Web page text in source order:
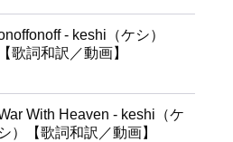
- keshi（ケシ）
【歌詞和訳／動画】
With Heaven - keshi（ケ
シ）【歌詞和訳／動画】